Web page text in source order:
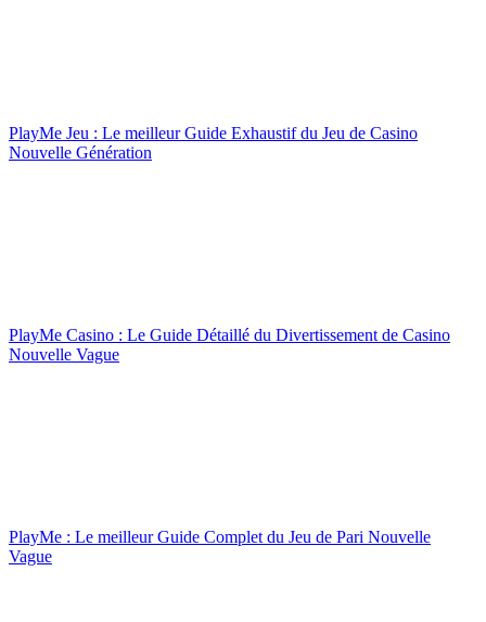
PlayMe Jeu : Le meilleur Guide Exhaustif du Jeu de Casino
Nouvelle Génération
PlayMe Casino : Le Guide Détaillé du Divertissement de Casino
Nouvelle Vague
PlayMe : Le meilleur Guide Complet du Jeu de Pari Nouvelle
Vague